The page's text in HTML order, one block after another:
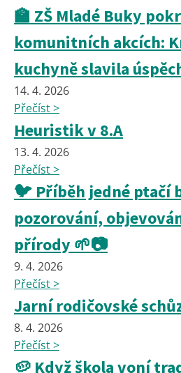
🏫 ZŠ Mladé Buky
komunitních akcích:
kuchyně slavila
14. 4. 2026
Přečíst >
Heuristik v 8.A
13. 4. 2026
Přečíst >
🐦 Příběh jedné ptačí
pozorování,
přírody 🌱📷
9. 4. 2026
Přečíst >
Jarní rodičovské
8. 4. 2026
Přečíst >
🥔 Když škola voní